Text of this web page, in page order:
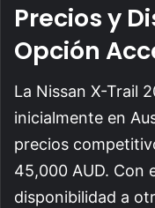
Precios y
Opción
La Nissan X-Trail
inicialmente en
precios
45,000 AUD. Con
disponibilidad a